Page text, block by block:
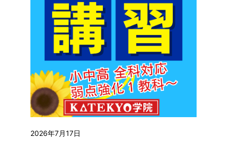
2026年7月17日